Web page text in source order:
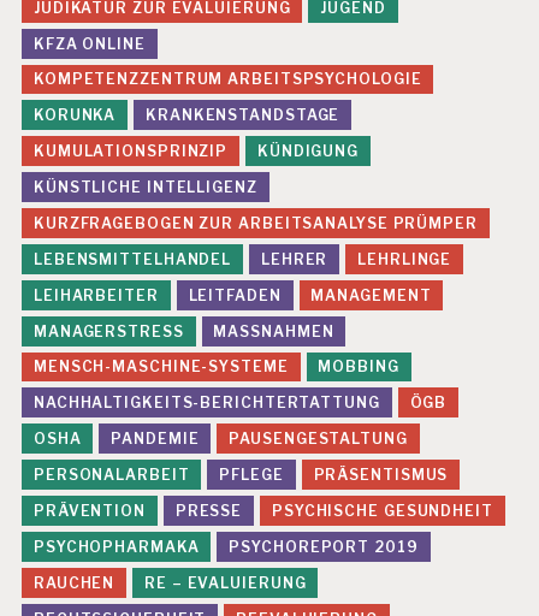
JUDIKATUR ZUR EVALUIERUNG
JUGEND
KFZA ONLINE
KOMPETENZZENTRUM ARBEITSPSYCHOLOGIE
KORUNKA
KRANKENSTANDSTAGE
KUMULATIONSPRINZIP
KÜNDIGUNG
KÜNSTLICHE INTELLIGENZ
KURZFRAGEBOGEN ZUR ARBEITSANALYSE PRÜMPER
LEBENSMITTELHANDEL
LEHRER
LEHRLINGE
LEIHARBEITER
LEITFADEN
MANAGEMENT
MANAGERSTRESS
MASSNAHMEN
MENSCH-MASCHINE-SYSTEME
MOBBING
NACHHALTIGKEITS-BERICHTERTATTUNG
ÖGB
OSHA
PANDEMIE
PAUSENGESTALTUNG
PERSONALARBEIT
PFLEGE
PRÄSENTISMUS
PRÄVENTION
PRESSE
PSYCHISCHE GESUNDHEIT
PSYCHOPHARMAKA
PSYCHOREPORT 2019
RAUCHEN
RE – EVALUIERUNG